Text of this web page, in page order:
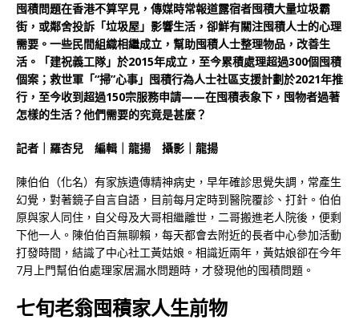
囤積問題在香港不算罕見，傳媒時常報道露宿者囤積大量垃圾霸
街，或鄰舍投訴「垃圾屋」影響生活，卻鮮有關注囤積人士的心理
需要。一些民間組織相繼成立，幫助囤積人士整理物品，改善生
活。「建祝義工隊」於2015年成立，至今累積處理超過300個囤積
個案；救世軍「“掃”心事」囤積行為人士社區支援計劃於2021年推
行，至今收到超過150宗服務申請——在囤積表象下，囤物者過著
怎樣的生活？他們需要的究竟是甚麼？
記者｜羅杏兒 編輯｜龍揚 攝影｜龍揚
陳伯伯（化名）有家族遺傳精神病史，早年確診思覺失調，常產生
幻覺，對著鏡子自言自語，目前每月定時到醫院覆診、打針。伯伯
原與家人同住，自父母及大哥相繼離世，二哥搬進老人院後，便剩
下他一人。陳伯伯百無聊賴，每天都會去附近的長者中心參加活動
打發時間，結識了中心社工黃姑娘。相識近兩年，黃姑娘卻在今年
7月上門幫伯伯處理家居漏水問題時，才發現他的囤積問題。
七旬老翁囤積家人生前物